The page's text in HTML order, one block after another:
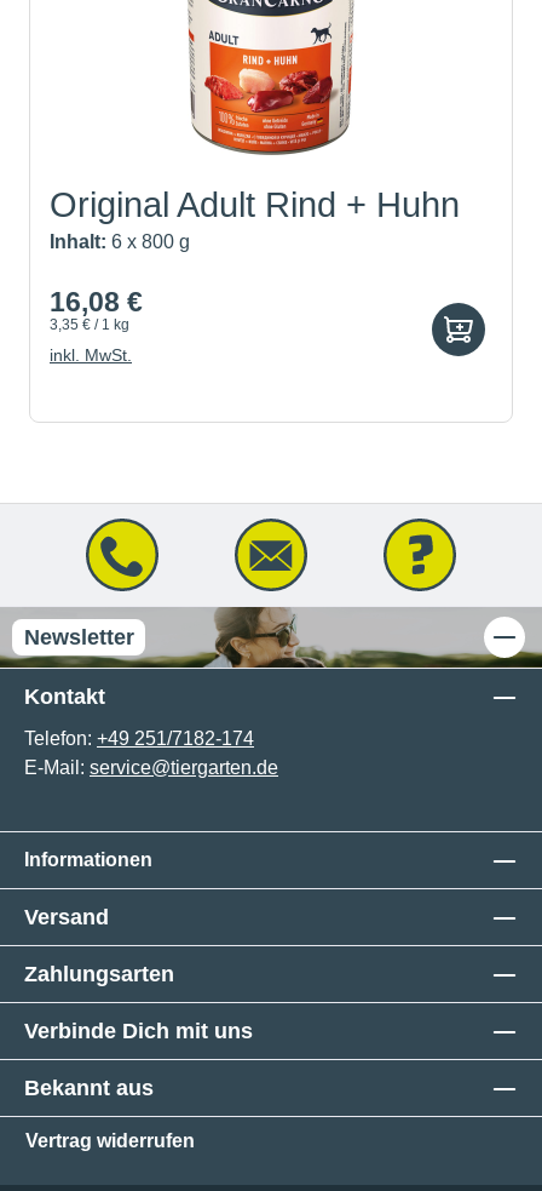
Original Adult Rind + Huhn
Inhalt: 6 x 800 g
16,08 €
3,35 € / 1 kg
inkl. MwSt.
Newsletter
Kontakt
Telefon: +49 251/7182-174
E-Mail: service@tiergarten.de
Informationen
Versand
Zahlungsarten
Verbinde Dich mit uns
Bekannt aus
Vertrag widerrufen